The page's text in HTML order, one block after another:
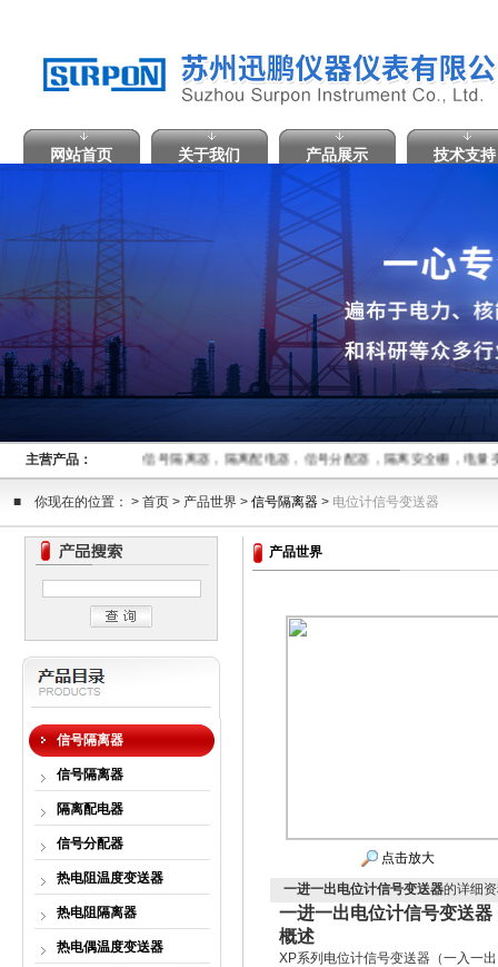
网站首页 关于我们 产品展示 技术支持
主营产品： 信号隔离器，隔离配电器，信号分配器，隔离安全栅，电量
■ 你现在的位置： > 首页 > 产品世界 > 信号隔离器 > 电位计信号变送器
信号隔离器
信号隔离器
隔离配电器
信号分配器
热电阻温度变送器
热电阻隔离器
热电偶温度变送器
产品世界
点击放大
一进一出电位计信号变送器的详细
一进一出电位计信号变送器
概述
XP系列电位计信号变送器（一入一